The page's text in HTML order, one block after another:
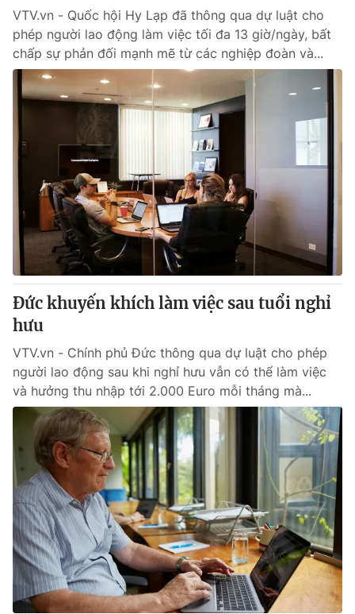
VTV.vn - Quốc hội Hy Lạp đã thông qua dự luật cho
phép người lao động làm việc tối đa 13 giờ/ngày, bất
chấp sự phản đối mạnh mẽ từ các nghiệp đoàn và...
Đức khuyến khích làm việc sau tuổi nghỉ
hưu
VTV.vn - Chính phủ Đức thông qua dự luật cho phép
người lao động sau khi nghỉ hưu vẫn có thể làm việc
và hưởng thu nhập tới 2.000 Euro mỗi tháng mà...